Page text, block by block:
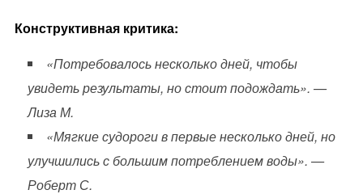
Конструктивная критика:
«Потребовалось несколько дней, чтобы
увидеть результаты, но стоит подождать». —
Лиза М.
«Мягкие судороги в первые несколько дней, но
улучшились с большим потреблением воды». —
Роберт С.